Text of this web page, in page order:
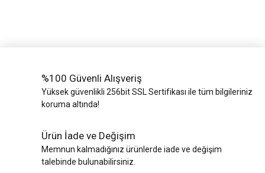
%100 Güvenli Alışveriş
Yüksek güvenlikli 256bit SSL Sertifikası ile tüm bilgileriniz
koruma altında!
Ürün İade ve Değişim
Memnun kalmadığınız ürünlerde iade ve değişim
talebinde bulunabilirsiniz.